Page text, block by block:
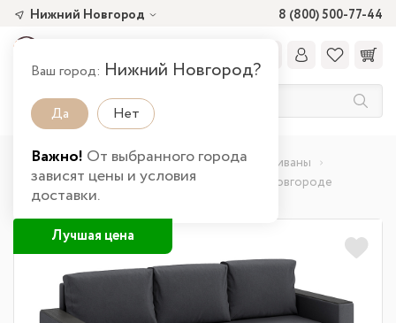
8 (800) 500-77-44
Нижний Новгород
Ваш город: Нижний Новгород?
Да Нет
Важно! От выбранного города
зависят цены и условия
доставки.
Главная Каталог товаров Гостиная
Диваны
Гермес / Диван - кровать 3-х мест в Нижнем Новгороде
Лучшая цена